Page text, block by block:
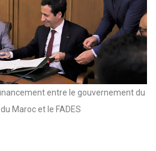
entre le gouvernement du
Maroc et le FADES